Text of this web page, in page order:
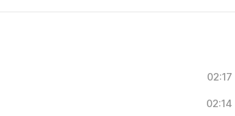
02:17
02:14